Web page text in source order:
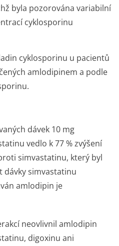
byla pozorována variabilní
cyklosporinu
cyklosporinu u pacientů
amlodipinem a podle
dávek 10 mg
vedlo k 77 % zvýšení
simvastatinu, který byl
dávky simvastatinu
amlodipin je
neovlivnil amlodipin
digoxinu ani